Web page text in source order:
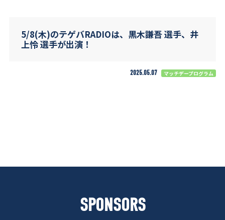
5/8(木)のテゲバRADIOは、黒木謙吾 選手、井
上怜 選手が出演！
2025.05.07 マッチデープログラム
SPONSORS